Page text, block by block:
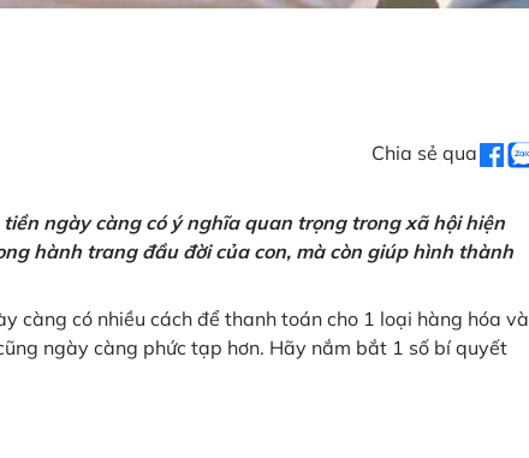
Chia sẻ qua
ngày càng có ý nghĩa quan trọng trong xã hội hiện
hành trang đầu đời của con, mà còn giúp hình thành
càng có nhiều cách để thanh toán cho 1 loại hàng hóa và
ngày càng phức tạp hơn. Hãy nắm bắt 1 số bí quyết